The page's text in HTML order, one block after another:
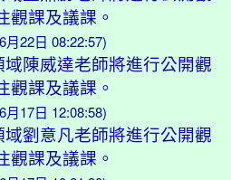
觀課及議課。
月22日 08:22:57)
陳威達老師將進行公開觀
觀課及議課。
月17日 12:08:58)
劉意凡老師將進行公開觀
觀課及議課。